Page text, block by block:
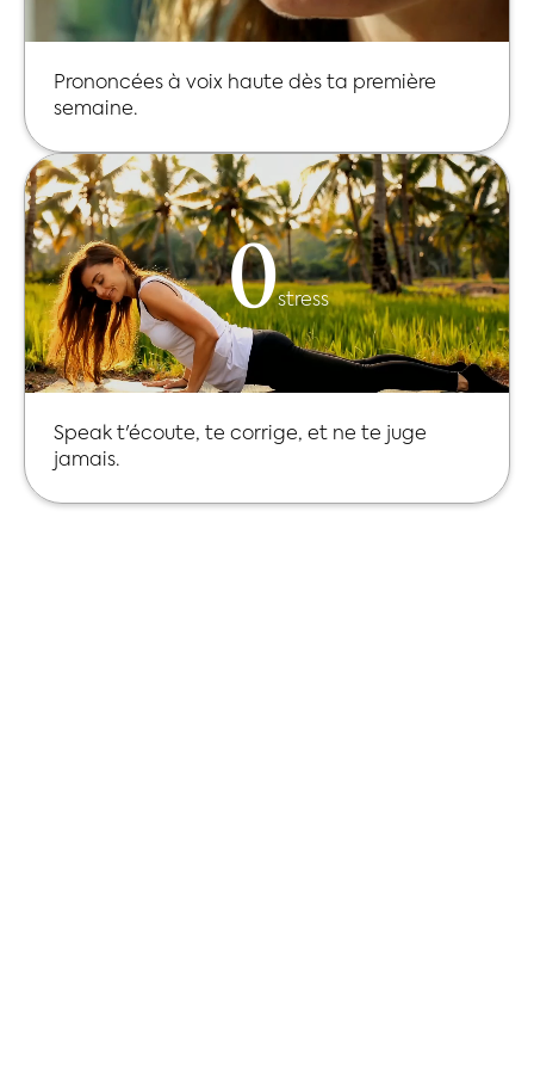
Prononcées à voix haute dès ta première
semaine.
0stress
Speak t'écoute, te corrige, et ne te juge
jamais.